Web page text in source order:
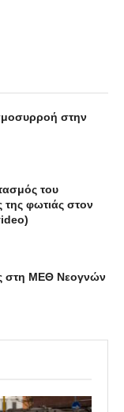
στην
του
της φωτιάς στον
στη ΜΕΘ Νεογνών